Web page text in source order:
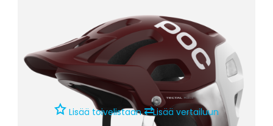
Lisää toivelistaan⇄Lisää vertailuun